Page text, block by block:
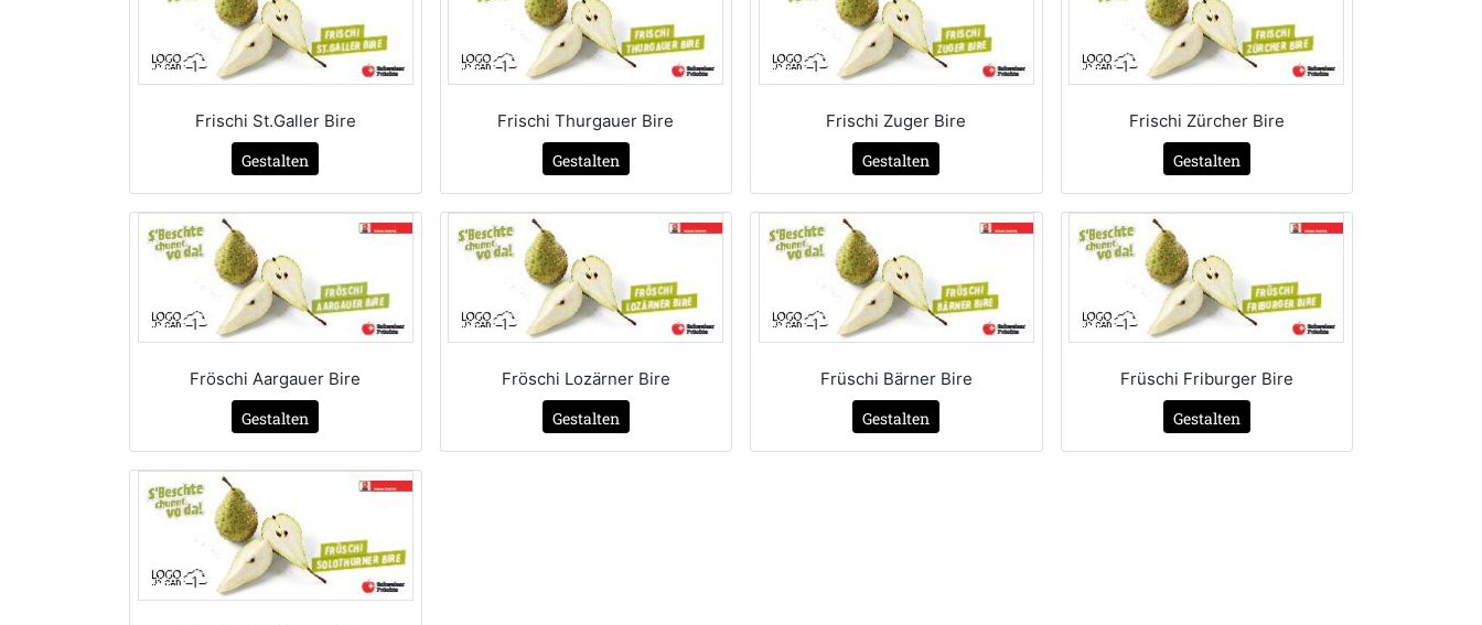
Frischi St.Galler Bire
Gestalten
Frischi Thurgauer Bire
Gestalten
Frischi Zuger Bire
Gestalten
Frischi Zürcher Bire
Gestalten
Fröschi Aargauer Bire
Gestalten
Fröschi Lozärner Bire
Gestalten
Früschi Bärner Bire
Gestalten
Früschi Friburger Bire
Gestalten